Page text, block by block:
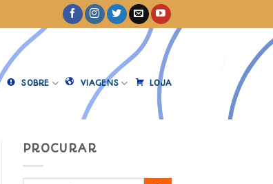
SOBRE VIAGENS LOJA
PROCURAR